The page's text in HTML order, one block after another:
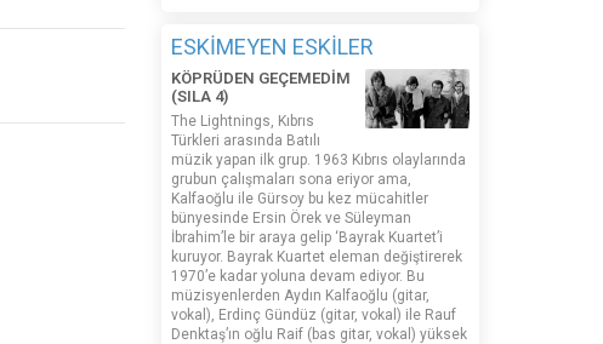
ESKİMEYEN ESKİLER
KÖPRÜDEN GEÇEMEDİM
(SILA 4)
The Lightnings, Kıbrıs
Türkleri arasında Batılı
müzik yapan ilk grup. 1963 Kıbrıs olaylarında
grubun çalışmaları sona eriyor ama,
Kalfaoğlu ile Gürsoy bu kez mücahitler
bünyesinde Ersin Örek ve Süleyman
İbrahim’le bir araya gelip ‘Bayrak Kuartet’i
kuruyor. Bayrak Kuartet eleman değiştirerek
1970’e kadar yoluna devam ediyor. Bu
müzisyenlerden Aydın Kalfaoğlu (gitar,
vokal), Erdinç Gündüz (gitar, vokal) ile Rauf
Denktaş’ın oğlu Raif (bas gitar, vokal) yüksek